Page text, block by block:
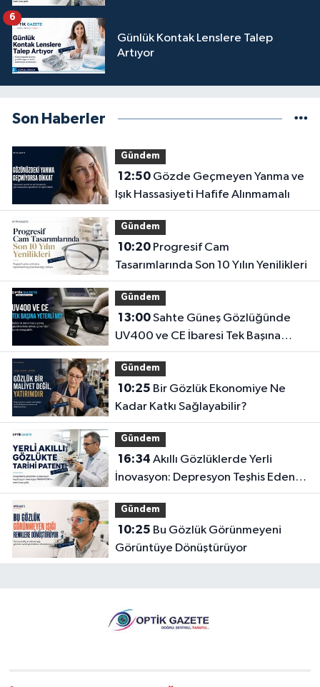
Günlük Kontak Lenslere Talep
Artıyor
6
Son Haberler
Gündem
12:50Gözde Geçmeyen Yanma ve
Işık Hassasiyeti Hafife Alınmamalı
Gündem
10:20Progresif Cam
Tasarımlarında Son 10 Yılın Yenilikleri
Gündem
13:00Sahte Güneş Gözlüğünde
UV400 ve CE İbaresi Tek Başına
Yeterli mi?
Gündem
10:25
Kadar Katkı Sağlayabilir?
Gündem
16:34
İnovasyon: Depresyon Teşhis Eden
Gözlüğe Türkpatent Onayı
Gündem
10:25
Görüntüye Dönüştürüyor